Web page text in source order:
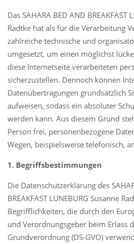
D - 21335 Lüneburg
August 2026
4
17
18 19
24
25 26 27
31
Das SAHARA BED AND BREAKFAST
Radtke hat als für die Verarbeitung
zahlreiche technische und
umgesetzt, um einen möglichst
diese Internetseite verarbeiteten
sicherzustellen. Dennoch können
Datenübertragungen grundsätzlich
aufweisen, sodass ein absoluter
werden kann. Aus diesem Grund
Person frei, personenbezogene
Wegen, beispielsweise telefonisch,
1. Begriffsbestimmungen
Die Datenschutzerklärung des
BREAKFAST LÜNEBURG Susanne
Begrifflichkeiten, die durch den
und Verordnungsgeber beim Erlass
Grundverordnung (DS-GVO)